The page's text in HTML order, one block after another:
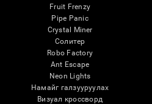
Fruit Frenzy
Pipe Panic
Crystal Miner
Солитер
Robo Factory
Ant Escape
Neon Lights
Намайг галзууруулах
Визуал кроссворд